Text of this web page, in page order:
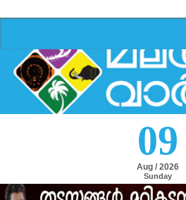
09
Aug / 2026
Sunday